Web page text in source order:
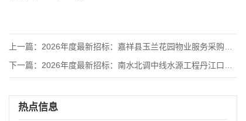
上一篇： 2026年度最新招标：嘉祥县玉兰花园物业服务采购项目公开招标
下一篇： 2026年度最新招标：南水北调中线水源工程丹江口库区鱼类增殖
热点信息